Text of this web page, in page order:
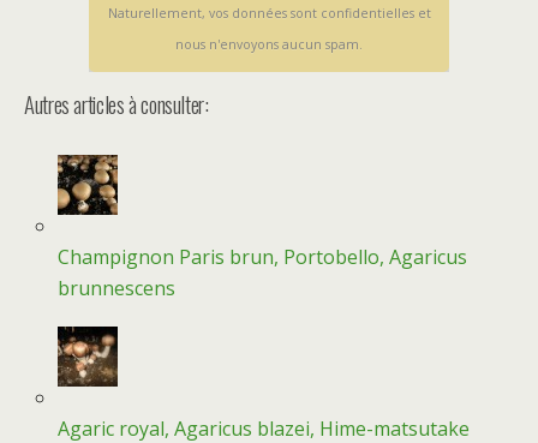
Naturellement, vos données sont confidentielles et
nous n'envoyons aucun spam.
Autres articles à consulter:
Champignon Paris brun, Portobello, Agaricus
brunnescens
Agaric royal, Agaricus blazei, Hime-matsutake